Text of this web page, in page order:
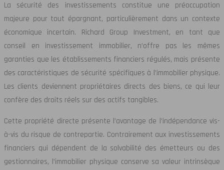
La sécurité des investissements constitue une préoccupation
majeure pour tout épargnant, particulièrement dans un contexte
économique incertain. Richard Group Investment, en tant que
conseil en investissement immobilier, n’offre pas les mêmes
garanties que les établissements financiers régulés, mais présente
des caractéristiques de sécurité spécifiques à l’immobilier physique.
Les clients deviennent propriétaires directs des biens, ce qui leur
confère des droits réels sur des actifs tangibles.
Cette propriété directe présente l’avantage de l’indépendance vis-
à-vis du risque de contrepartie. Contrairement aux investissements
financiers qui dépendent de la solvabilité des émetteurs ou des
gestionnaires, l’immobilier physique conserve sa valeur intrinsèque